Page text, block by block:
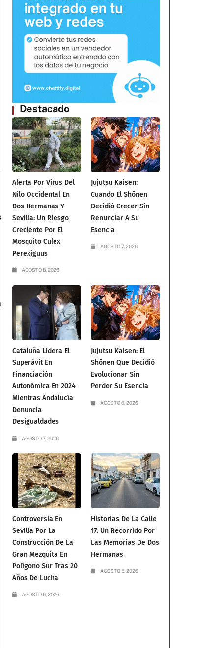
Destacado
Alerta Por Virus Del
Nilo Occidental En
Dos Hermanas Y
Sevilla: Un Riesgo
Creciente Por El
Mosquito Culex
Perexiguus
AGOSTO 8, 2026
Jujutsu Kaisen:
Cuando El Shōnen
Decidió Crecer Sin
Renunciar A Su
Esencia
AGOSTO 7, 2026
Cataluña Lidera El
Superávit En
Financiación
Autonómica En 2024
Mientras Andalucía
Denuncia
Desigualdades
AGOSTO 7, 2026
Jujutsu Kaisen: El
Shōnen Que Decidió
Evolucionar Sin
Perder Su Esencia
AGOSTO 6, 2026
Controversia En
Sevilla Por La
Construcción De La
Gran Mezquita En
Polígono Sur Tras 20
Años De Lucha
AGOSTO 6, 2026
Historias De La Calle
17: Un Recorrido Por
Las Memorias De Dos
Hermanas
AGOSTO 5, 2026